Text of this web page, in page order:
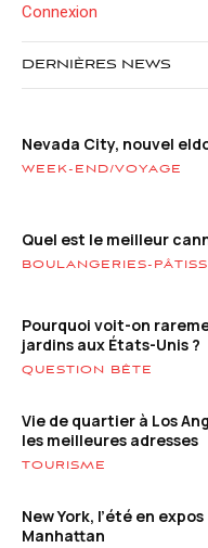
Connexion
DERNIÈRES NEWS
Nevada City, nouvel
WEEK-END/VOYAGE
Quel est le meilleur
BOULANGERIES-
Pourquoi voit-on
jardins aux États-Unis ?
QUESTION BÊTE
Vie de quartier à Los
les meilleures adresses
TOURISME
New York, l’été en
Manhattan